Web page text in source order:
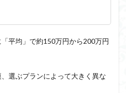
平均」で約150万円から200万円
選ぶプランによって大きく異な